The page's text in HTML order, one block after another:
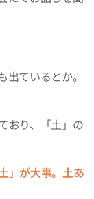
ているとか。
おり、「土」の
」が大事。土あ